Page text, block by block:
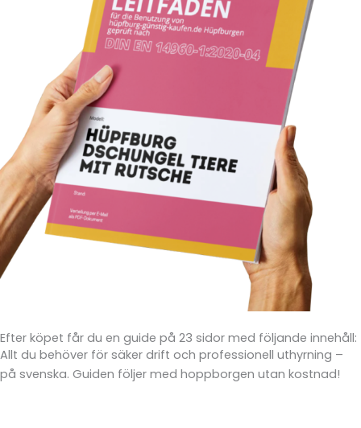
Efter köpet får du en guide på 23 sidor med följande innehåll:
Allt du behöver för säker drift och professionell uthyrning –
på svenska. Guiden följer med hoppborgen utan kostnad!